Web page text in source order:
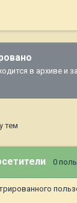
в архиве и
тем
0